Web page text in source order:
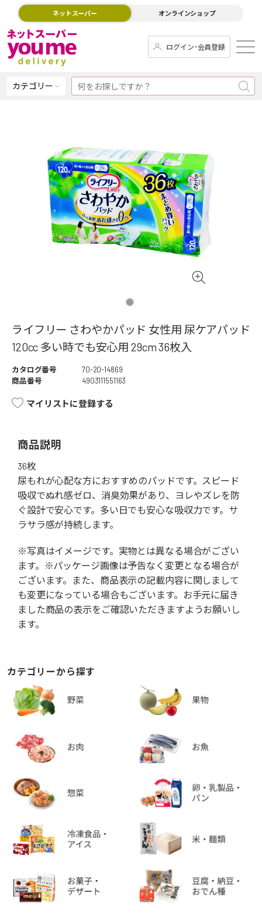
ネットスーパー オンラインショップ
ログイン･会員登録
カテゴリー
ライフリー さわやかパッド 女性用 尿ケアパッド
120cc 多い時でも安心用 29cm 36枚入
カタログ番号
70-20-14869
商品番号
4903111551163
マイリストに登録する
商品説明
36枚
尿もれが心配な方におすすめのパッドです。スピード
吸収でぬれ感ゼロ、消臭効果があり、ヨレやズレを防
ぐ設計で安心です。多い日でも安心な吸収力です。サ
ラサラ感が持続します。
※写真はイメージです。実物とは異なる場合がござい
ます。※パッケージ画像は予告なく変更となる場合が
ございます。また、商品表示の記載内容に関しまして
も変更になっている場合もございます。お手元に届き
ました商品の表示をご確認いただきますようお願いし
ます。
カテゴリーから探す